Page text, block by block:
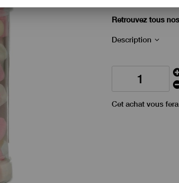
Retrouvez tous
Description
Cet achat vous